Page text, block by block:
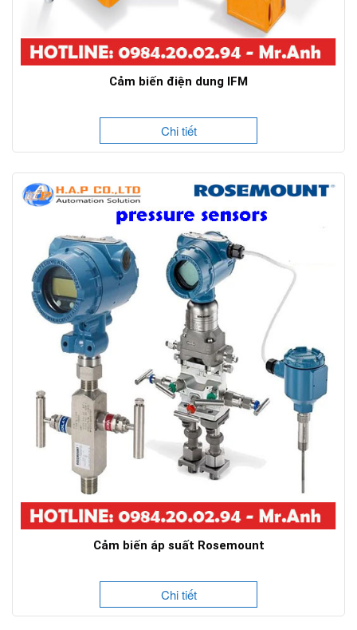
Cảm biến điện dung IFM
Chi tiết
Cảm biến áp suất Rosemount
Chi tiết